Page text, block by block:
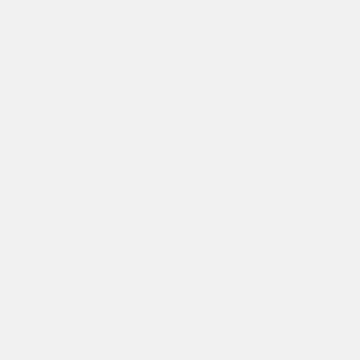
черно-белая